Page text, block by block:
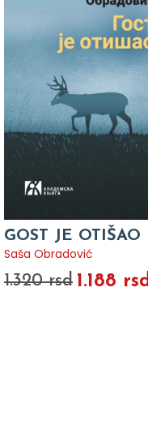
GOST JE OTIŠAO
Saša Obradović
1.320 rsd 1.188 rsd